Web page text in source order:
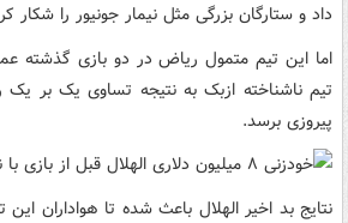
داد و ستارگان بزرگی مثل نیمار جونیور را شکار
اما این تیم متمول ریاض در دو بازی گذشته
تیم ناشناخته ازبک به نتیجه تساوی یک بر
پیروزی برسد.
نتایج بد اخیر الهلال باعث شده تا هواداران